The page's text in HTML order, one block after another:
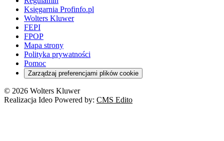
Księgarnia Profinfo.pl
Wolters Kluwer
FEPI
FPOP
Mapa strony
Polityka prywatności
Pomoc
Zarządzaj preferencjami plików cookie
© 2026 Wolters Kluwer
Realizacja Ideo Powered by: CMS Edito